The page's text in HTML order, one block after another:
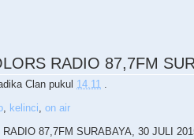
RADIO 87,7FM
Clan pukul 14.11 .
, kelinci, on air
RADIO 87,7FM SURABAYA, 30 JULI